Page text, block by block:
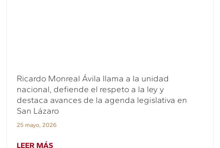
Ricardo Monreal Ávila llama a la unidad
nacional, defiende el respeto a la ley y
destaca avances de la agenda legislativa en
San Lázaro
25 mayo, 2026
LEER MÁS